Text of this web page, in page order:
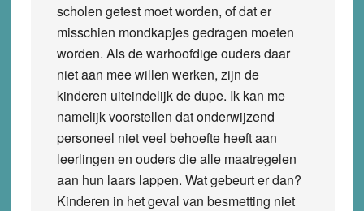
scholen getest moet worden, of dat er
misschien mondkapjes gedragen moeten
worden. Als de warhoofdige ouders daar
niet aan mee willen werken, zijn de
kinderen uiteindelijk de dupe. Ik kan me
namelijk voorstellen dat onderwijzend
personeel niet veel behoefte heeft aan
leerlingen en ouders die alle maatregelen
aan hun laars lappen. Wat gebeurt er dan?
Kinderen in het geval van besmetting niet